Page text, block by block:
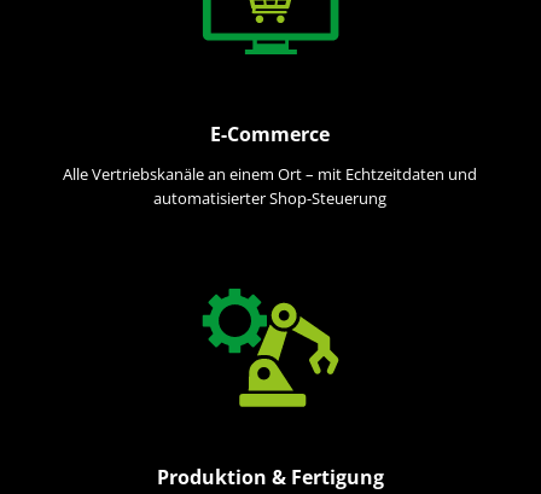
E-Commerce
Alle Vertriebskanäle an einem Ort – mit Echtzeitdaten und
automatisierter Shop-Steuerung
Produktion & Fertigung